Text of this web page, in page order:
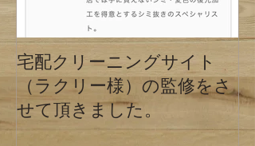
宅配クリーニングサイト
（ラクリー様）の監修をさ
せて頂きました。